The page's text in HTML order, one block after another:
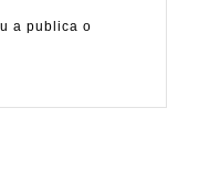
a publica o